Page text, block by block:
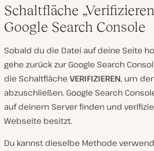
Schaltfläche
Google Search Console
Sobald du die Datei auf deine Seite
gehe zurück zur Google Search
die Schaltfläche VERIFIZIEREN, um
abzuschließen. Google Search
auf deinem Server finden und
Webseite besitzt.
Du kannst dieselbe Methode